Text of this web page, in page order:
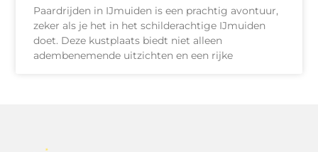
Paardrijden in IJmuiden is een prachtig avontuur,
zeker als je het in het schilderachtige IJmuiden
doet. Deze kustplaats biedt niet alleen
adembenemende uitzichten en een rijke